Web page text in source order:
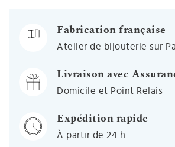
Fabrication française
Atelier de bijouterie sur
Livraison avec
Domicile et Point Relais
Expédition rapide
À partir de 24 h